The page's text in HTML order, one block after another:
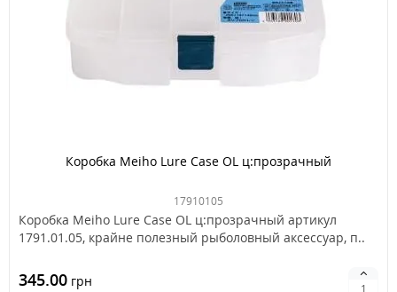
Коробка Meiho Lure Case OL ц:прозрачный
17910105
Коробка Meiho Lure Case OL ц:прозрачный артикул
1791.01.05, крайне полезный рыболовный аксессуар, п..
345.00 грн